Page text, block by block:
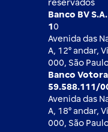
reservados
Banco BV
1 0
Avenida das
A, 12⁰ andar,
000, São
Banco
59.588.111/
Avenida das
A, 18⁰ andar,
000, São